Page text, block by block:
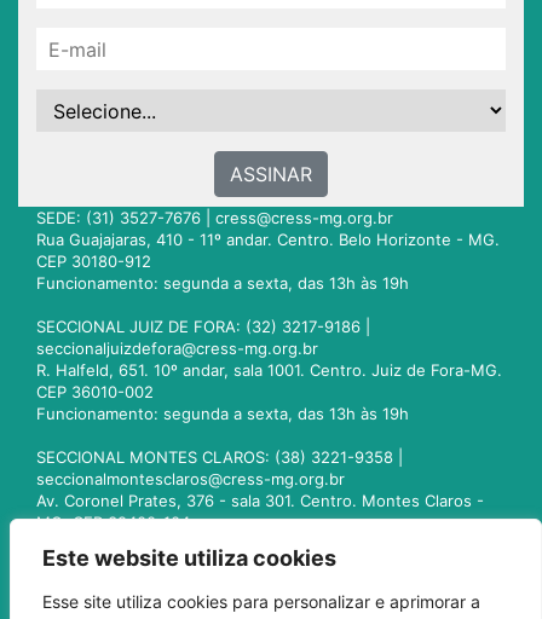
Este website utiliza cookies
Esse site utiliza cookies para personalizar e aprimorar a
ASSINAR
SEDE: (31) 3527-7676 | cress@cress-mg.org.br
Rua Guajajaras, 410 - 11º andar. Centro. Belo Horizonte - MG.
CEP 30180-912
Funcionamento: segunda a sexta, das 13h às 19h
SECCIONAL JUIZ DE FORA: (32) 3217-9186 |
seccionaljuizdefora@cress-mg.org.br
R. Halfeld, 651. 10º andar, sala 1001. Centro. Juiz de Fora-MG.
CEP 36010-002
Funcionamento: segunda a sexta, das 13h às 19h
SECCIONAL MONTES CLAROS: (38) 3221-9358 |
seccionalmontesclaros@cress-mg.org.br
Av. Coronel Prates, 376 - sala 301. Centro. Montes Claros -
MG. CEP 39400-104
seccionaluberlandia@cress-mg.org.br